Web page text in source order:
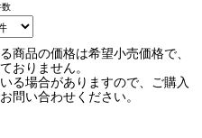
数
商品の価格は希望小売価格で、
おりません。
る場合がありますので、ご購入
問い合わせください。